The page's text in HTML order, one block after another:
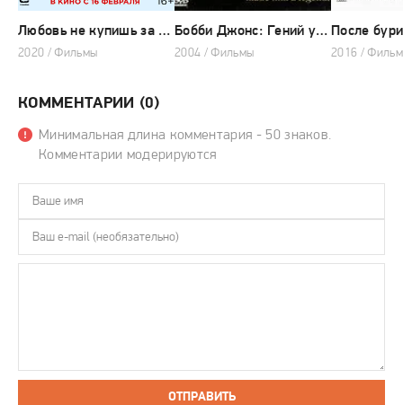
Любовь не купишь за деньги
2020 / Фильмы
Бобби Джонс: Гений удара
2004 / Фильмы
После бури
КОММЕНТАРИИ (0)
Минимальная длина комментария - 50 знаков.
Комментарии модерируются
ОТПРАВИТЬ